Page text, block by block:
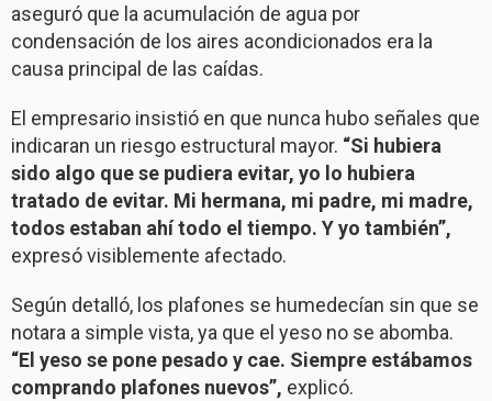
aseguró que la acumulación de agua por
condensación de los aires acondicionados era la
causa principal de las caídas.
El empresario insistió en que nunca hubo señales que
indicaran un riesgo estructural mayor. “Si hubiera
sido algo que se pudiera evitar, yo lo hubiera
tratado de evitar. Mi hermana, mi padre, mi madre,
todos estaban ahí todo el tiempo. Y yo también”,
expresó visiblemente afectado.
Según detalló, los plafones se humedecían sin que se
notara a simple vista, ya que el yeso no se abomba.
“El yeso se pone pesado y cae. Siempre estábamos
comprando plafones nuevos”, explicó.